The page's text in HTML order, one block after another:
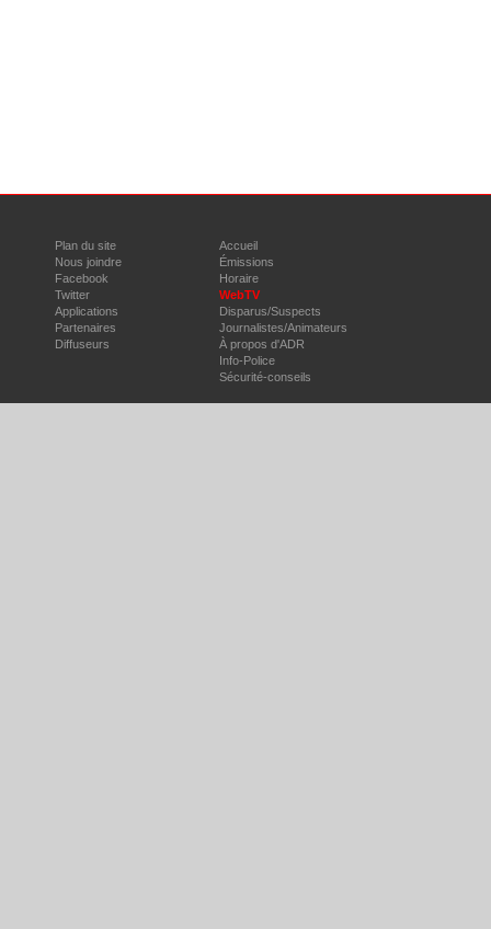
Plan du site
Nous joindre
Facebook
Twitter
Applications
Partenaires
Diffuseurs
Accueil
Émissions
Horaire
WebTV
Disparus/Suspects
Journalistes/Animateurs
À propos d'ADR
Info-Police
Sécurité-conseils